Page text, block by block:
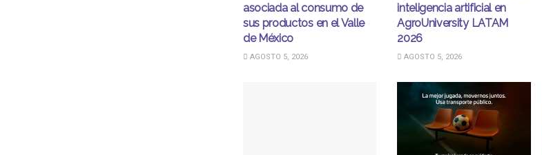
asociada al consumo de
sus productos en el Valle
de México
AGOSTO 5, 2026
inteligencia artificial en
AgroUniversity LATAM
2026
AGOSTO 5, 2026